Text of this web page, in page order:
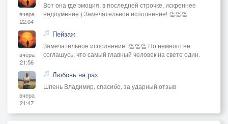
вчера
22:04
Вот она где эмоция, в последней строчке, искреннее
недоумение ) Замечательное исполнение! 👏👏👏
вчера
21:56
Пейзаж
Замечательное исполнение! 👏👏👏 Но немного не
соглашусь, что самый главный человек на свете один.
вчера
21:47
Любовь на раз
Шпень Владимир, спасибо, за ударный отзыв